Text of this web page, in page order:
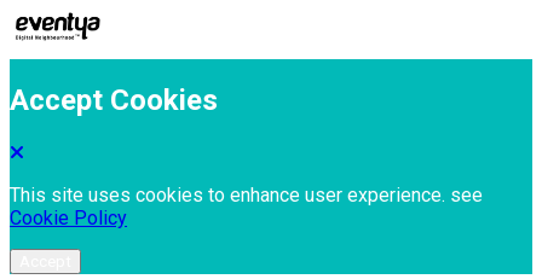
Accept Cookies
This site uses cookies to enhance user experience. see
Cookie Policy